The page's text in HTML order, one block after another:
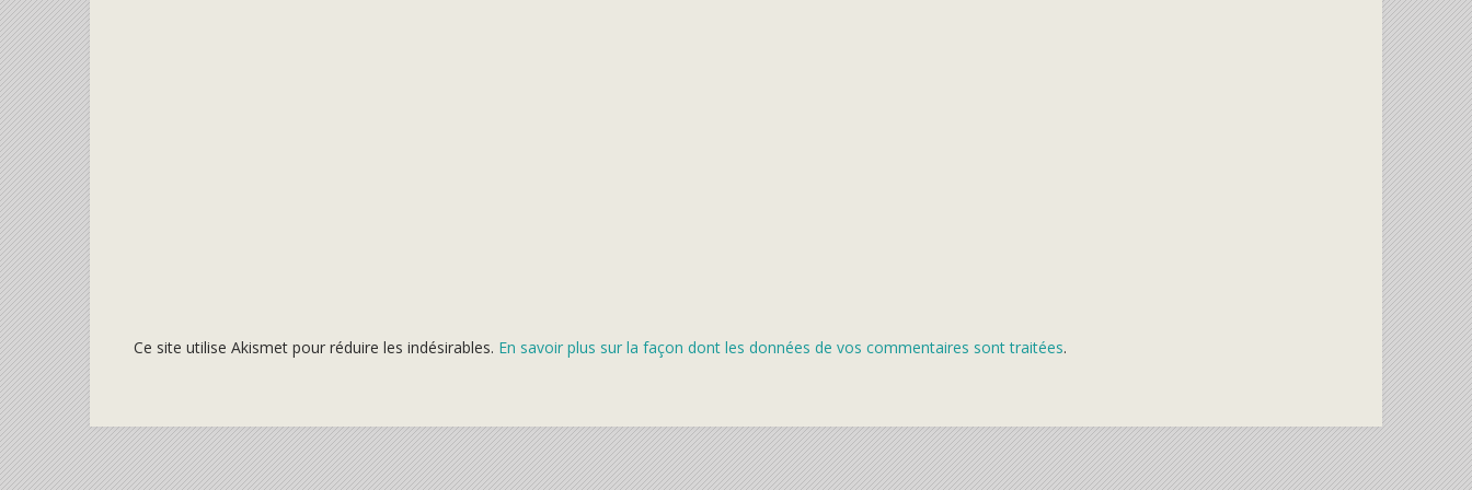
Ce site utilise Akismet pour réduire les indésirables. En savoir plus sur la façon dont les données de vos commentaires sont traitées.